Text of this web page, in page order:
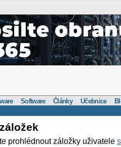
Software Články Učebnice
prohlédnout záložky uživatele